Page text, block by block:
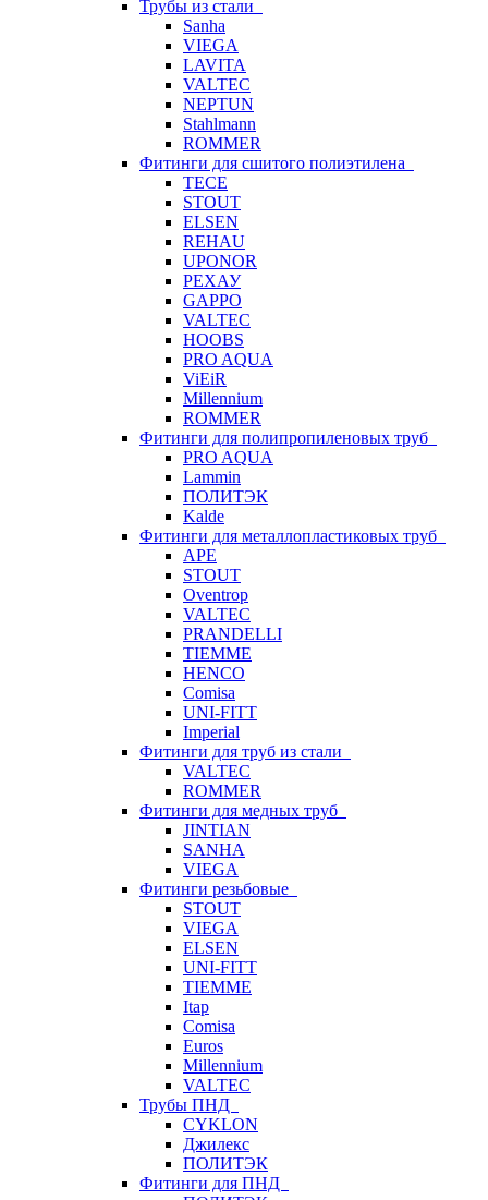
Трубы из стали
Sanha
VIEGA
LAVITA
VALTEC
NEPTUN
Stahlmann
ROMMER
Фитинги для сшитого полиэтилена
TECE
STOUT
ELSEN
REHAU
UPONOR
РЕХАУ
GAPPO
VALTEC
HOOBS
PRO AQUA
ViEiR
Millennium
ROMMER
Фитинги для полипропиленовых труб
PRO AQUA
Lammin
ПОЛИТЭК
Kalde
Фитинги для металлопластиковых труб
APE
STOUT
Oventrop
VALTEC
PRANDELLI
TIEMME
HENCO
Comisa
UNI-FITT
Imperial
Фитинги для труб из стали
VALTEC
ROMMER
Фитинги для медных труб
JINTIAN
SANHA
VIEGA
Фитинги резьбовые
STOUT
VIEGA
ELSEN
UNI-FITT
TIEMME
Itap
Comisa
Euros
Millennium
VALTEC
Трубы ПНД
CYKLON
Джилекс
ПОЛИТЭК
Фитинги для ПНД